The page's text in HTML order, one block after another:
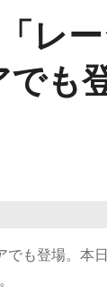
レ
でも
でも登場。本